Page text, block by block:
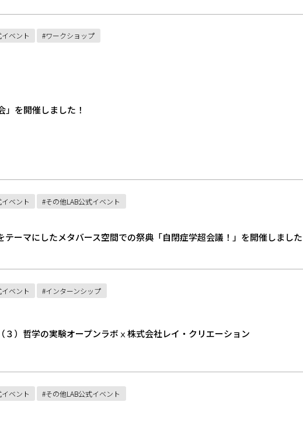
ベント ワークショップ
」を開催しました！
ベント その他LAB公式イベント
テーマにしたメタバース空間での祭典「自閉症学超会議！」を開催しまし
ベント インターンシップ
３）哲学の実験オープンラボⅹ株式会社レイ・クリエーション
ベント その他LAB公式イベント